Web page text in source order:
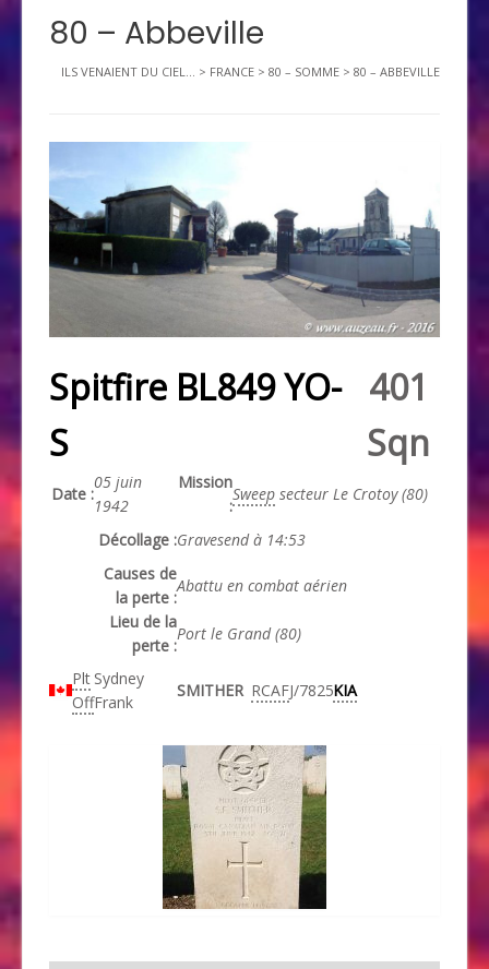
80 – Abbeville
ILS VENAIENT DU CIEL... > FRANCE > 80 – SOMME > 80 – ABBEVILLE
Spitfire BL849 YO-
S
401
Sqn
Date :
05 juin
1942
Mission
:
Sweep secteur Le Crotoy (80)
Décollage :Gravesend à 14:53
Causes de
la perte :
Abattu en combat aérien
Lieu de la
perte :
Port le Grand (80)
Plt
Off
Sydney
Frank
SMITHER RCAFJ/7825KIA